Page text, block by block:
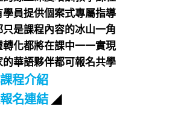
員提供個案式專屬指導​
是課程內容的冰山一角​
化都將在課中一一實現​
華語夥伴都可報名共學​
程介紹
名連結 ◢